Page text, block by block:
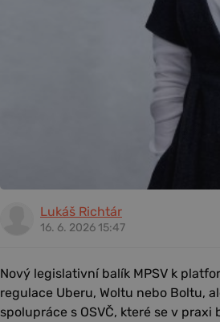
Lukáš Richtár
16. 6. 2026 15:47
Nový legislativní balík MPSV k
regulace Uberu, Woltu nebo Boltu,
spolupráce s OSVČ, které se v